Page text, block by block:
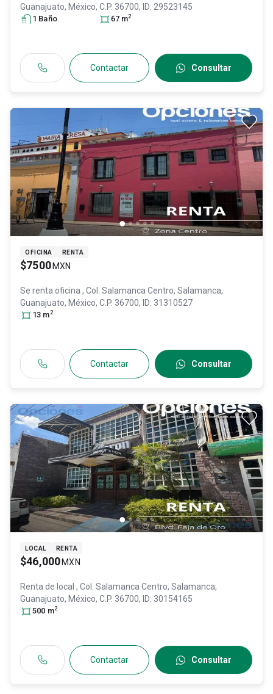
Guanajuato, México, C.P. 36700, ID: 29523145
1 Baño 67 m2
Contactar Consultar
OFICINA RENTA
$7500 MXN
Se renta oficina , Col. Salamanca Centro, Salamanca,
Guanajuato, México, C.P. 36700, ID: 31310527
13 m2
Contactar Consultar
LOCAL RENTA
$46,000 MXN
Renta de local , Col. Salamanca Centro, Salamanca,
Guanajuato, México, C.P. 36700, ID: 30154165
500 m2
Contactar Consultar